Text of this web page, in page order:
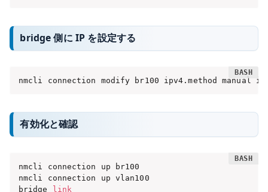
bridge 側に IP を設定する
nmcli connection modify br100 ipv4.method manual
有効化と確認
nmcli connection up br100
nmcli connection up vlan100
bridge
link